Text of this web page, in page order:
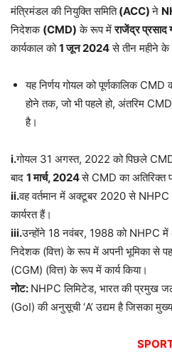
मंत्रिमंडल की नियुक्ति समिति(ACC)ने
निदेशक (CMD) के रूप मेंराजेंद्र प्रसाद
कार्यकाल को1जून2024से तीन महीने
यह निर्णय गोयल को पूर्णकालिक
होने तक, जो भी पहले हो, अंतरिम
है।
i.गोयल 31 अगस्त, 2022 को पिछले
बाद 1मार्च, 2024से CMD का अतिरिक्त
ii.वह वर्तमान में अक्टूबर 2020 से
कार्यरत हैं।
iii.उन्होंने 18 नवंबर, 1988 को NHPC
निदेशक (वित्त) के रूप में अपनी भूमिका से
(CGM) (वित्त) के रूप में कार्य किया।
नोट: NHPC लिमिटेड, भारत की प्रमुख
(GoI) की अनुसूची ‘A’ उद्यम है जिसका